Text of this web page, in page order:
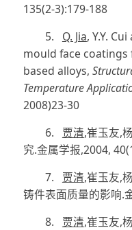
135(2-3):179-188
5. Q. Jia, Y.Y.
mould face
based alloys,
Temperature
2008)23-30
6. 贾清,崔玉友,
究.金属学报,2004,
7. 贾清,崔玉友,
铸件表面质量的影响.
8. 贾清,崔玉友,